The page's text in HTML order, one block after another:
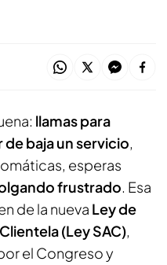
llamas para
baja un servicio,
esperas
frustrado. Esa
de la nueva Ley de
(Ley SAC),
el Congreso y